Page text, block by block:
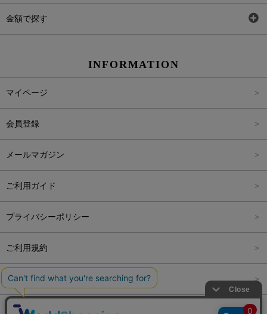
金額で探す
25,001円～
INFORMATION
マイページ
会員登録
メールマガジン
ご利用ガイド
プライバシーポリシー
ご利用規約
特定商取引法に関する表記
会社概要